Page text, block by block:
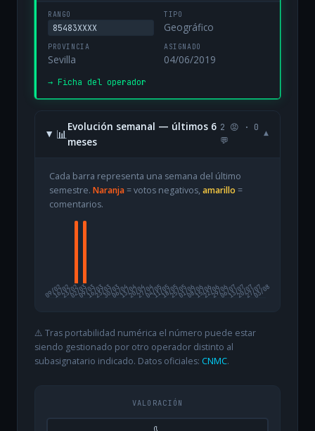
RANGO
85483XXXX
TIPO
Geográfico
PROVINCIA
Sevilla
ASIGNADO
04/06/2019
→ Ficha del operador
📊
Evolución semanal — últimos 6
meses
2 😡 · 0
💬
▾
Cada barra representa una semana del último
semestre. Naranja= votos negativos, amarillo =
comentarios.
09/02
16/0223/0202/0309/0316/0323/0330/0306/0413/0420/0427/0404/0511/0518/0525/0501/0608/0615/0622/0629/0606/0713/0720/0727/07
03/08
⚠️ Tras portabilidad numérica el número puede estar
siendo gestionado por otro operador distinto al
subasignatario indicado. Datos oficiales: CNMC.
VALORACIÓN